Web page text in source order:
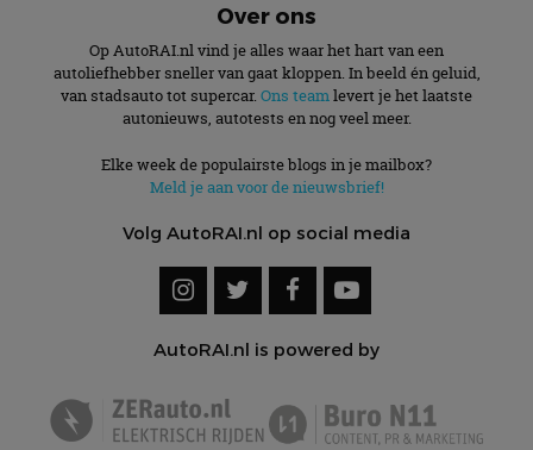
Over ons
Op AutoRAI.nl vind je alles waar het hart van een
autoliefhebber sneller van gaat kloppen. In beeld én geluid,
van stadsauto tot supercar. Ons teamlevert je het laatste
autonieuws, autotests en nog veel meer.
Elke week de populairste blogs in je mailbox?
Meld je aan voor de nieuwsbrief!
Volg AutoRAI.nl op social media
AutoRAI.nl is powered by